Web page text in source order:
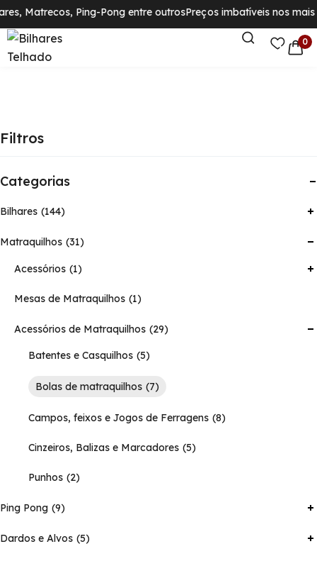
Matrecos, Ping-Pong entre outrosPreços imbatíveis nos mais
0
Filtros
Categorias
Bilhares 144
Matraquilhos 31
Acessórios 1
Mesas de Matraquilhos 1
Acessórios de Matraquilhos 29
Batentes e Casquilhos 5
Bolas de matraquilhos 7
Campos, feixos e Jogos de Ferragens 8
Cinzeiros, Balizas e Marcadores 5
Punhos 2
Ping Pong 9
Dardos e Alvos 5